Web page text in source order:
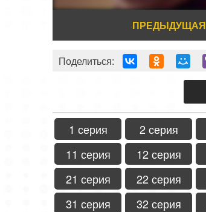
ПРЕДЫДУЩАЯ
Поделиться:
1 серия 2 серия
11 серия
12 серия
21 серия
22 серия
31 серия
32 серия